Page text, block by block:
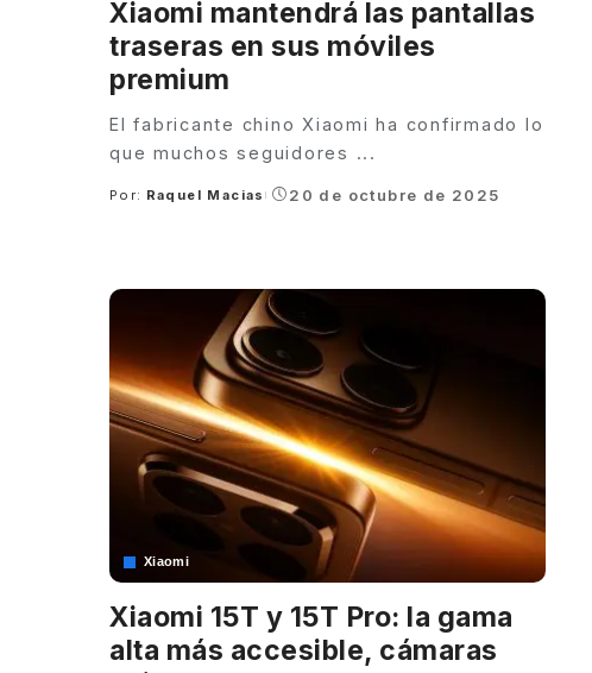
Xiaomi mantendrá las pantallas
traseras en sus móviles
premium
El fabricante chino Xiaomi ha confirmado lo
que muchos seguidores ...
Posted
Por: Raquel Macias 20 de octubre de 2025
Xiaomi
Xiaomi 15T y 15T Pro: la gama
alta más accesible, cámaras